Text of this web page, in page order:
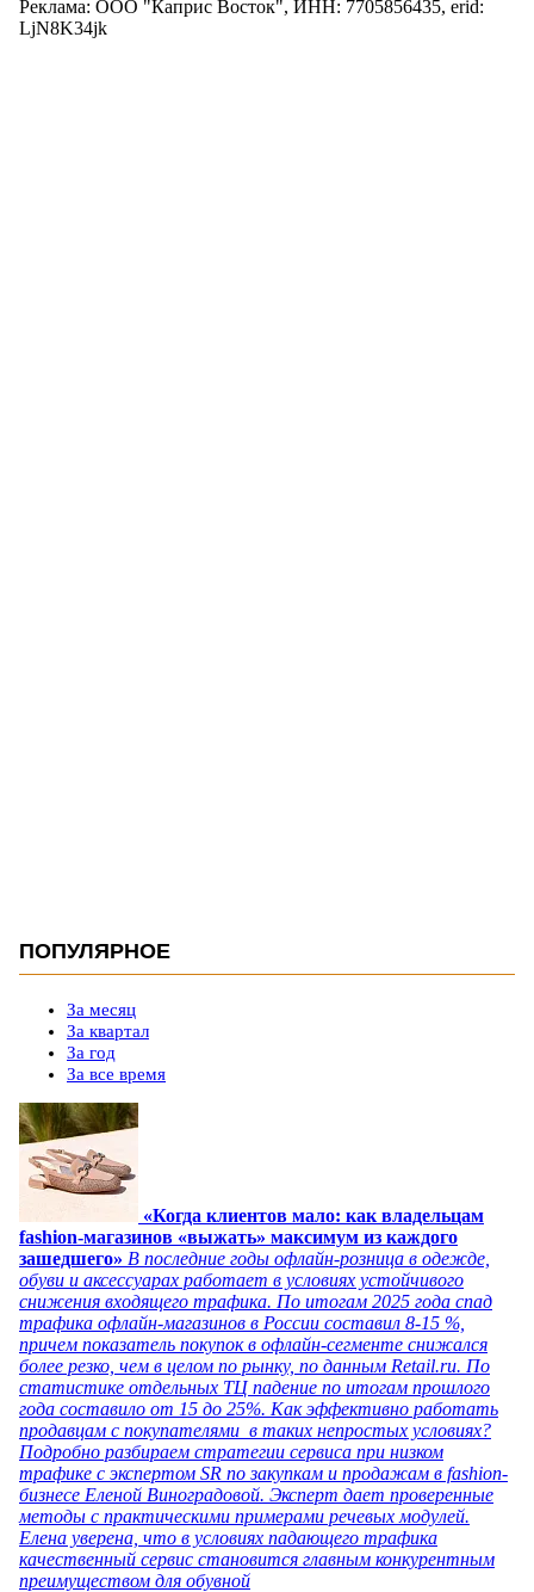
Реклама: ООО "Каприс Восток", ИНН: 7705856435, erid:
LjN8K34jk
ПОПУЛЯРНОЕ
За месяц
За квартал
За год
За все время
«Когда клиентов мало: как владельцам
fashion-магазинов «выжать» максимум из каждого
зашедшего» В последние годы офлайн-розница в одежде,
обуви и аксессуарах работает в условиях устойчивого
снижения входящего трафика. По итогам 2025 года спад
трафика офлайн-магазинов в России составил 8-15 %,
причем показатель покупок в офлайн-сегменте снижался
более резко, чем в целом по рынку, по данным Retail.ru. По
статистике отдельных ТЦ падение по итогам прошлого
года составило от 15 до 25%. Как эффективно работать
продавцам с покупателями в таких непростых условиях?
Подробно разбираем стратегии сервиса при низком
трафике с экспертом SR по закупкам и продажам в fashion-
бизнесе Еленой Виноградовой. Эксперт дает проверенные
методы с практическими примерами речевых модулей.
Елена уверена, что в условиях падающего трафика
качественный сервис становится главным конкурентным
преимуществом для обувной